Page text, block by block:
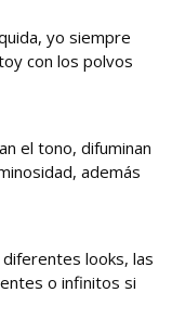
yo siempre
con los polvos
el tono, difuminan
además
looks, las
o infinitos si